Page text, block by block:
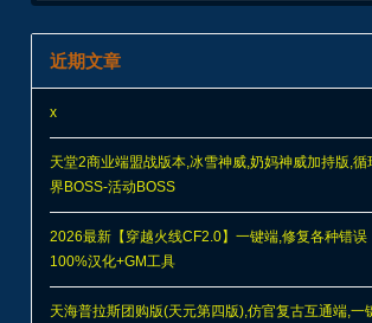
近期文章
x
天堂2商业端盟战版本,冰雪神威,奶妈神威加持版,
界BOSS-活动BOSS
2026最新【穿越火线CF2.0】一键端,修复各种错误
100%汉化+GM工具
天海普拉斯团购版(天元第四版),仿官复古互通端,一